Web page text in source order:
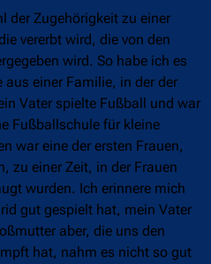
der Zugehörigkeit zu einer
vererbt wird, die von den
wird. So habe ich es
einer Familie, in der der
Vater spielte Fußball und war
Fußballschule für kleine
war eine der ersten Frauen,
zu einer Zeit, in der Frauen
wurden. Ich erinnere mich
gut gespielt hat, mein Vater
aber, die uns den
hat, nahm es nicht so gut